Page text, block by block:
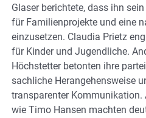
Glaser berichtete, dass ihn
für Familienprojekte und eine
einzusetzen. Claudia Prietz
für Kinder und Jugendliche.
Höchstetter betonten ihre
sachliche Herangehensweise
transparenter Kommunikation.
wie Timo Hansen machten